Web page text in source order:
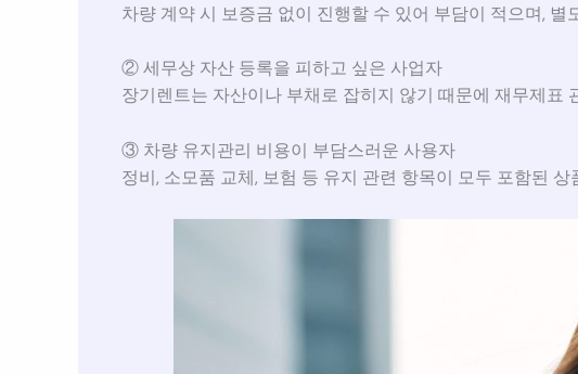
차량 계약 시 보증금 없이 진행할 수 있어 부담이 적으며,
② 세무상 자산 등록을 피하고 싶은 사업자
장기렌트는 자산이나 부채로 잡히지 않기 때문에 재무제표
③ 차량 유지관리 비용이 부담스러운 사용자
정비, 소모품 교체, 보험 등 유지 관련 항목이 모두 포함된